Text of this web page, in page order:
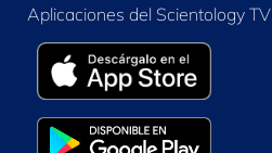
Aplicaciones del Scientology TV